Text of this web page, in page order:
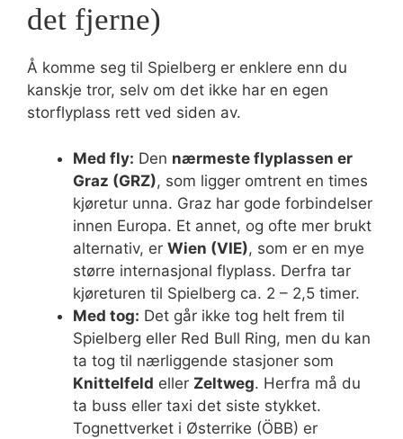
det fjerne)
Å komme seg til Spielberg er enklere enn du
kanskje tror, selv om det ikke har en egen
storflyplass rett ved siden av.
Med fly: Den nærmeste flyplassen er
Graz (GRZ), som ligger omtrent en times
kjøretur unna. Graz har gode forbindelser
innen Europa. Et annet, og ofte mer brukt
alternativ, er Wien (VIE), som er en mye
større internasjonal flyplass. Derfra tar
kjøreturen til Spielberg ca. 2 – 2,5 timer.
Med tog: Det går ikke tog helt frem til
Spielberg eller Red Bull Ring, men du kan
ta tog til nærliggende stasjoner som
Knittelfeld eller Zeltweg. Herfra må du
ta buss eller taxi det siste stykket.
Tognettverket i Østerrike (ÖBB) er